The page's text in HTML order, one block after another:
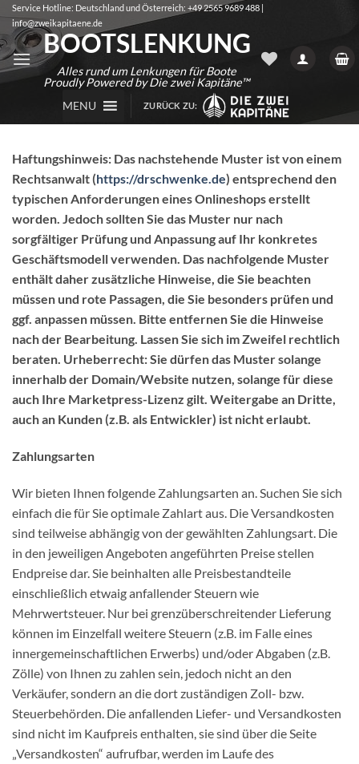
Zum
Inhalt
springen
Service Hotline: Deutschland und Österreich: +49 2565 9689 488 |
info@zweikapitaene.de
BOOTSLENKUNG
Alles rund um Lenkungen für Boote
Proudly Powered by Die zwei Kapitäne™
MENU
ZURÜCK ZU:
Haftungshinweis: Das nachstehende Muster ist von einem
Rechtsanwalt (https://drschwenke.de) entsprechend den
typischen Anforderungen eines Onlineshops erstellt
worden. Jedoch sollten Sie das Muster nur nach
sorgfältiger Prüfung und Anpassung auf Ihr konkretes
Geschäftsmodell verwenden. Das nachfolgende Muster
enthält daher zusätzliche Hinweise, die Sie beachten
müssen und rote Passagen, die Sie besonders prüfen und
ggf. anpassen müssen. Bitte entfernen Sie die Hinweise
nach der Bearbeitung. Lassen Sie sich im Zweifel rechtlich
beraten. Urheberrecht: Sie dürfen das Muster solange
innerhalb der Domain/Website nutzen, solange für diese
auch Ihre Marketpress-Lizenz gilt. Weitergabe an Dritte,
auch an Kunden (z.B. als Entwickler) ist nicht erlaubt.
Zahlungsarten
Wir bieten Ihnen folgende Zahlungsarten an. Suchen Sie sich
einfach die für Sie optimale Zahlart aus. Die Versandkosten
sind teilweise abhängig von der gewählten Zahlungsart. Die
in den jeweiligen Angeboten angeführten Preise stellen
Endpreise dar. Sie beinhalten alle Preisbestandteile
einschließlich etwaig anfallender Steuern wie
Mehrwertsteuer. Nur bei grenzüberschreitender Lieferung
können im Einzelfall weitere Steuern (z.B. im Falle eines
innergemeinschaftlichen Erwerbs) und/oder Abgaben (z.B.
Zölle) von Ihnen zu zahlen sein, jedoch nicht an den
Verkäufer, sondern an die dort zuständigen Zoll- bzw.
Steuerbehörden. Die anfallenden Liefer- und Versandkosten
sind nicht im Kaufpreis enthalten, sie sind über die Seite
„Versandkosten“ aufrufbar, werden im Laufe des